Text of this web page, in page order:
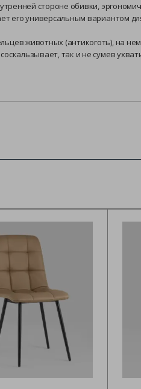
стороне обивки,
его универсальным вариантом
животных (антикоготь), на
так и не сумев